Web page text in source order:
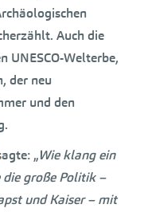
Auch die
UNESCO-Welterbe,
der neu
und den
„Wie klang ein
große Politik –
und Kaiser – mit